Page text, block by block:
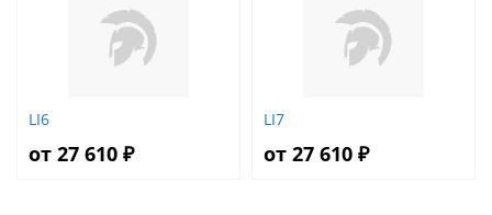
LI6
от 27 610 ₽
LI7
от 27 610 ₽